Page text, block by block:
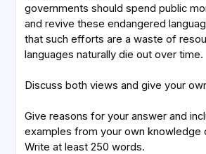
governments should spend public
and revive these endangered
that such efforts are a waste of
languages naturally die out over time.
Discuss both views and give your
Give reasons for your answer and
examples from your own knowledge
Write at least 250 words.